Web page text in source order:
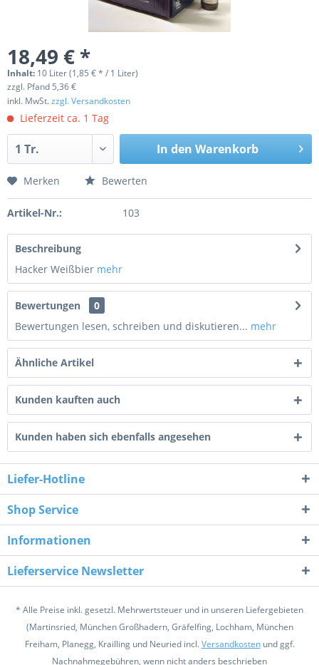
18,49 € *
Inhalt: 10 Liter (1,85 € * / 1 Liter)
zzgl. Pfand 5,36 €
inkl. MwSt.zzgl. Versandkosten
Lieferzeit ca. 1 Tag
In den Warenkorb
Merken Bewerten
Artikel-Nr.: 103
Beschreibung
Hacker Weißbier mehr
Bewertungen
0
Bewertungen lesen, schreiben und diskutieren... mehr
Ähnliche Artikel
Kunden kauften auch
Kunden haben sich ebenfalls angesehen
Liefer-Hotline
Shop Service
Informationen
Lieferservice Newsletter
* Alle Preise inkl. gesetzl. Mehrwertsteuer und in unseren Liefergebieten
(Martinsried, München Großhadern, Gräfelfing, Lochham, München
Freiham, Planegg, Krailling und Neuried incl.Versandkostenund ggf.
Nachnahmegebühren, wenn nicht anders beschrieben